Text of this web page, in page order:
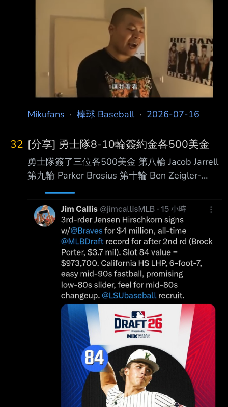
谷翔平後，隨即問了一個非常重要的問 題：
「Shohei 是男的？」 --
Mikufans · 棒球 Baseball· 2026-07-16
32 [分享] 勇士隊8-10輪簽約金各500美金
勇士隊簽了三位各500美金 第八輪 Jacob Jarrell
第九輪 Parker Brosius 第十輪 Ben Zeigler-
Namoa 我去看了是不是正式簽約金，結果三人
都是 因爲這三位都是大四生也沒有什麼選擇 美
國媒體也特別強調： “That’s not a typo. Those
signing bonuses are indeed just $500.”
https://reurl.cc/aEvx74 勇士隊策略： 用 AJ
Gracia 和 Carter Beck 兩位首輪球員簽下低於槽